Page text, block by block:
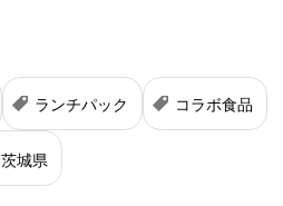
ランチパック コラボ食品
茨城県